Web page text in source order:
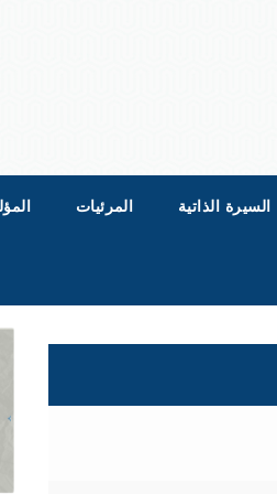
السيرة الذاتية المرئيات